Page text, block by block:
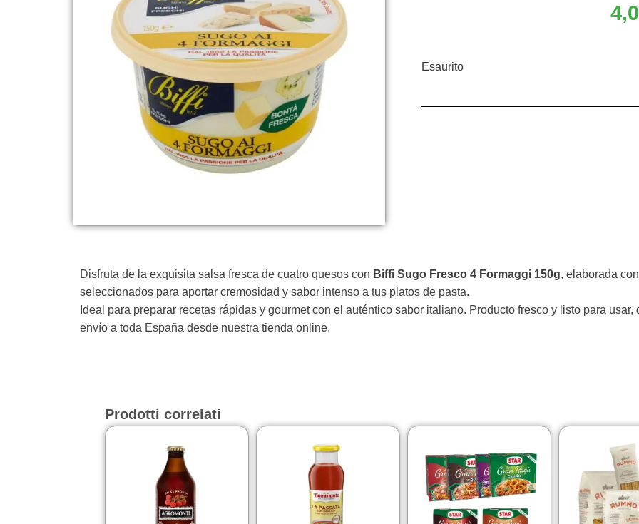
Esaurito
Disfruta de la exquisita salsa fresca de cuatro quesos con Biffi Sugo Fresco 4 Formaggi 150g, elaborada
seleccionados para aportar cremosidad y sabor intenso a tus platos de pasta.
Ideal para preparar recetas rápidas y gourmet con el auténtico sabor italiano. Producto fresco y listo para
envío a toda España desde nuestra tienda online.
Prodotti correlati
prodotto
varianti.
varianti.